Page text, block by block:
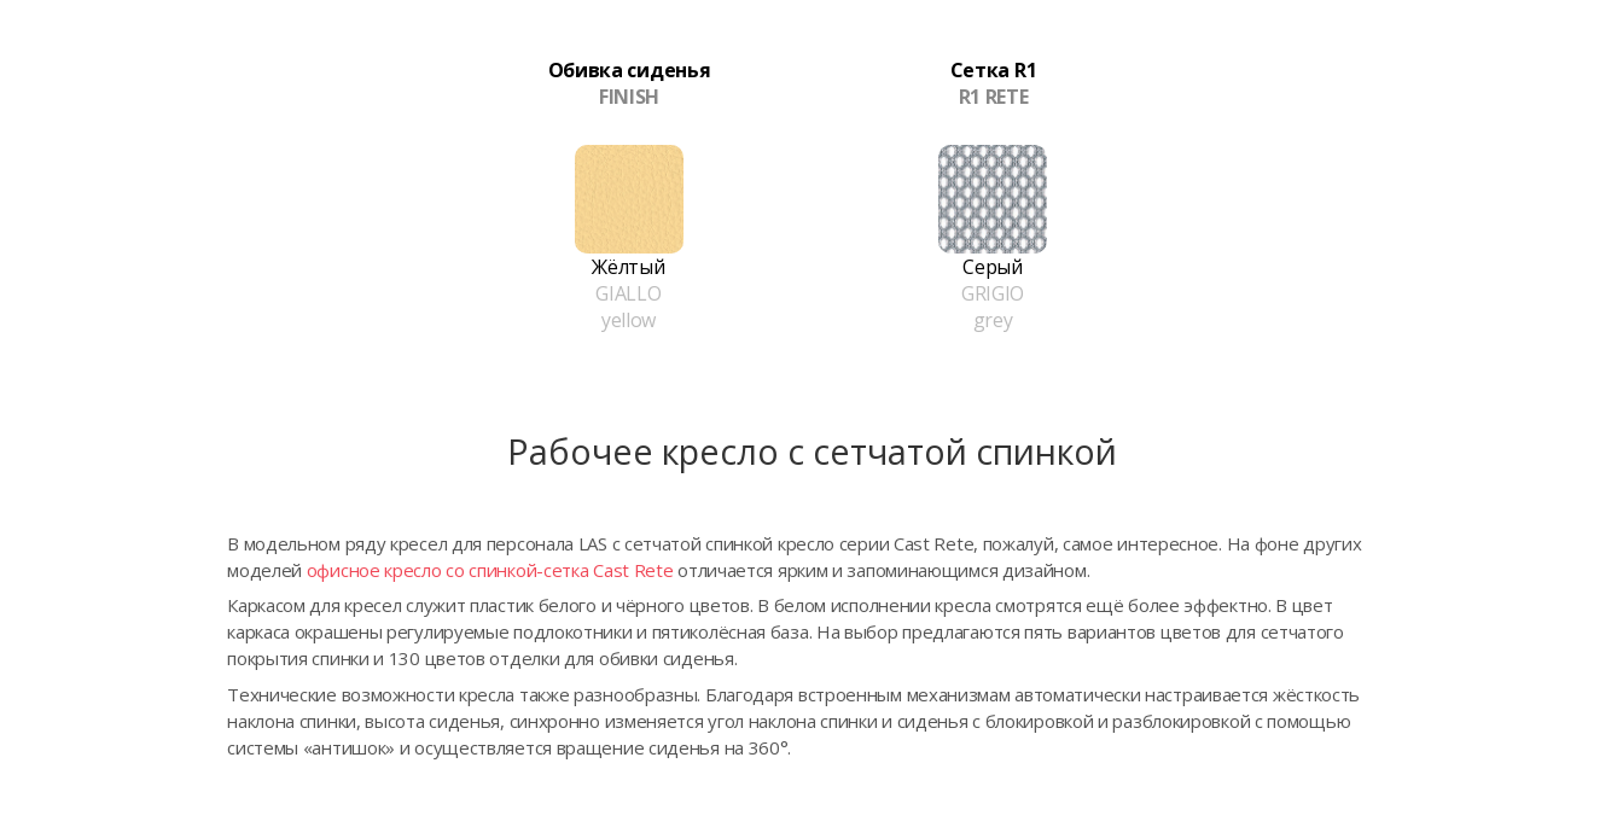
Обивка сиденья
FINISH
Сетка R1
R1 RETE
Жёлтый
GIALLO
yellow
Серый
GRIGIO
grey
Рабочее кресло с сетчатой спинкой
В модельном ряду кресел для персонала LAS с сетчатой спинкой кресло серии Cast Rete, пожалуй, самое интересное. На фоне других
моделей офисное кресло со спинкой-сетка Cast Rete отличается ярким и запоминающимся дизайном.
Каркасом для кресел служит пластик белого и чёрного цветов. В белом исполнении кресла смотрятся ещё более эффектно. В цвет
каркаса окрашены регулируемые подлокотники и пятиколёсная база. На выбор предлагаются пять вариантов цветов для сетчатого
покрытия спинки и 130 цветов отделки для обивки сиденья.
Технические возможности кресла также разнообразны. Благодаря встроенным механизмам автоматически настраивается жёсткость
наклона спинки, высота сиденья, синхронно изменяется угол наклона спинки и сиденья с блокировкой и разблокировкой с помощью
системы «антишок» и осуществляется вращение сиденья на 360°.